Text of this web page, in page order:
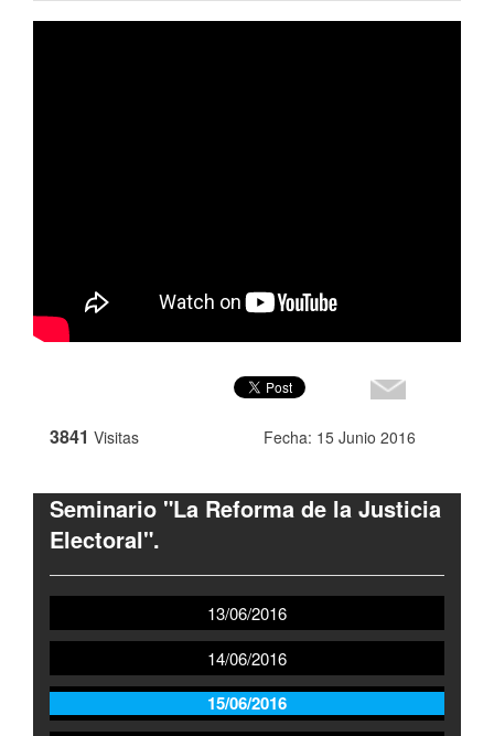
3841 Visitas Fecha: 15 Junio 2016
Seminario "La Reforma de la Justicia
Electoral".
13/06/2016
14/06/2016
15/06/2016